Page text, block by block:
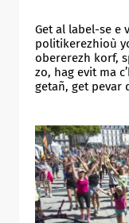
Get al label-se e
politikerezhioù
obererezh korf,
zo, hag evit ma
getañ, get pevar